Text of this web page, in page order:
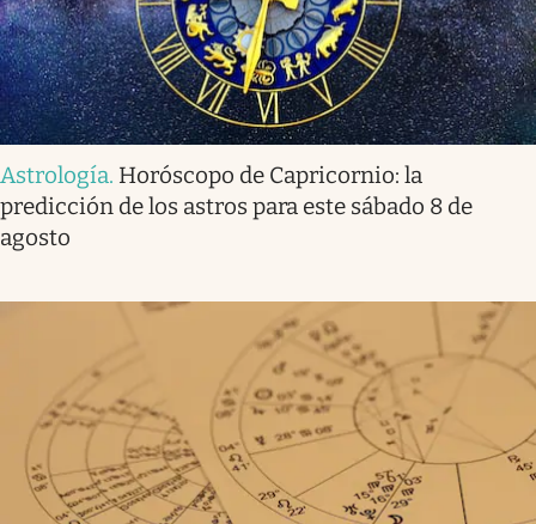
Astrología. Horóscopo de Capricornio: la
predicción de los astros para este sábado 8 de
agosto